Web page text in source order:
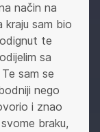
način na
kraju sam bio
te
sa
sam se
nego
i znao
braku,